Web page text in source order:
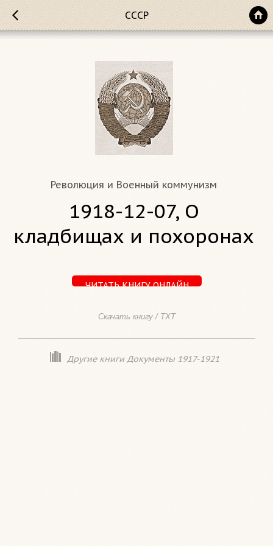
СССР
Революция и Военный коммунизм
1918-12-07, О
кладбищах и похоронах
ЧИТАТЬ КНИГУ ОНЛАЙН
Скачать книгу / TXT
Другие книги Документы 1917-1921